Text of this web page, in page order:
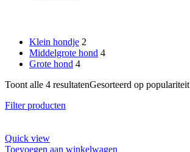
Klein hondje 2
Middelgrote hond 4
Grote hond 4
Toont alle 4 resultatenGesorteerd op populariteit
Filter producten
Quick view
Toevoegen aan winkelwagen